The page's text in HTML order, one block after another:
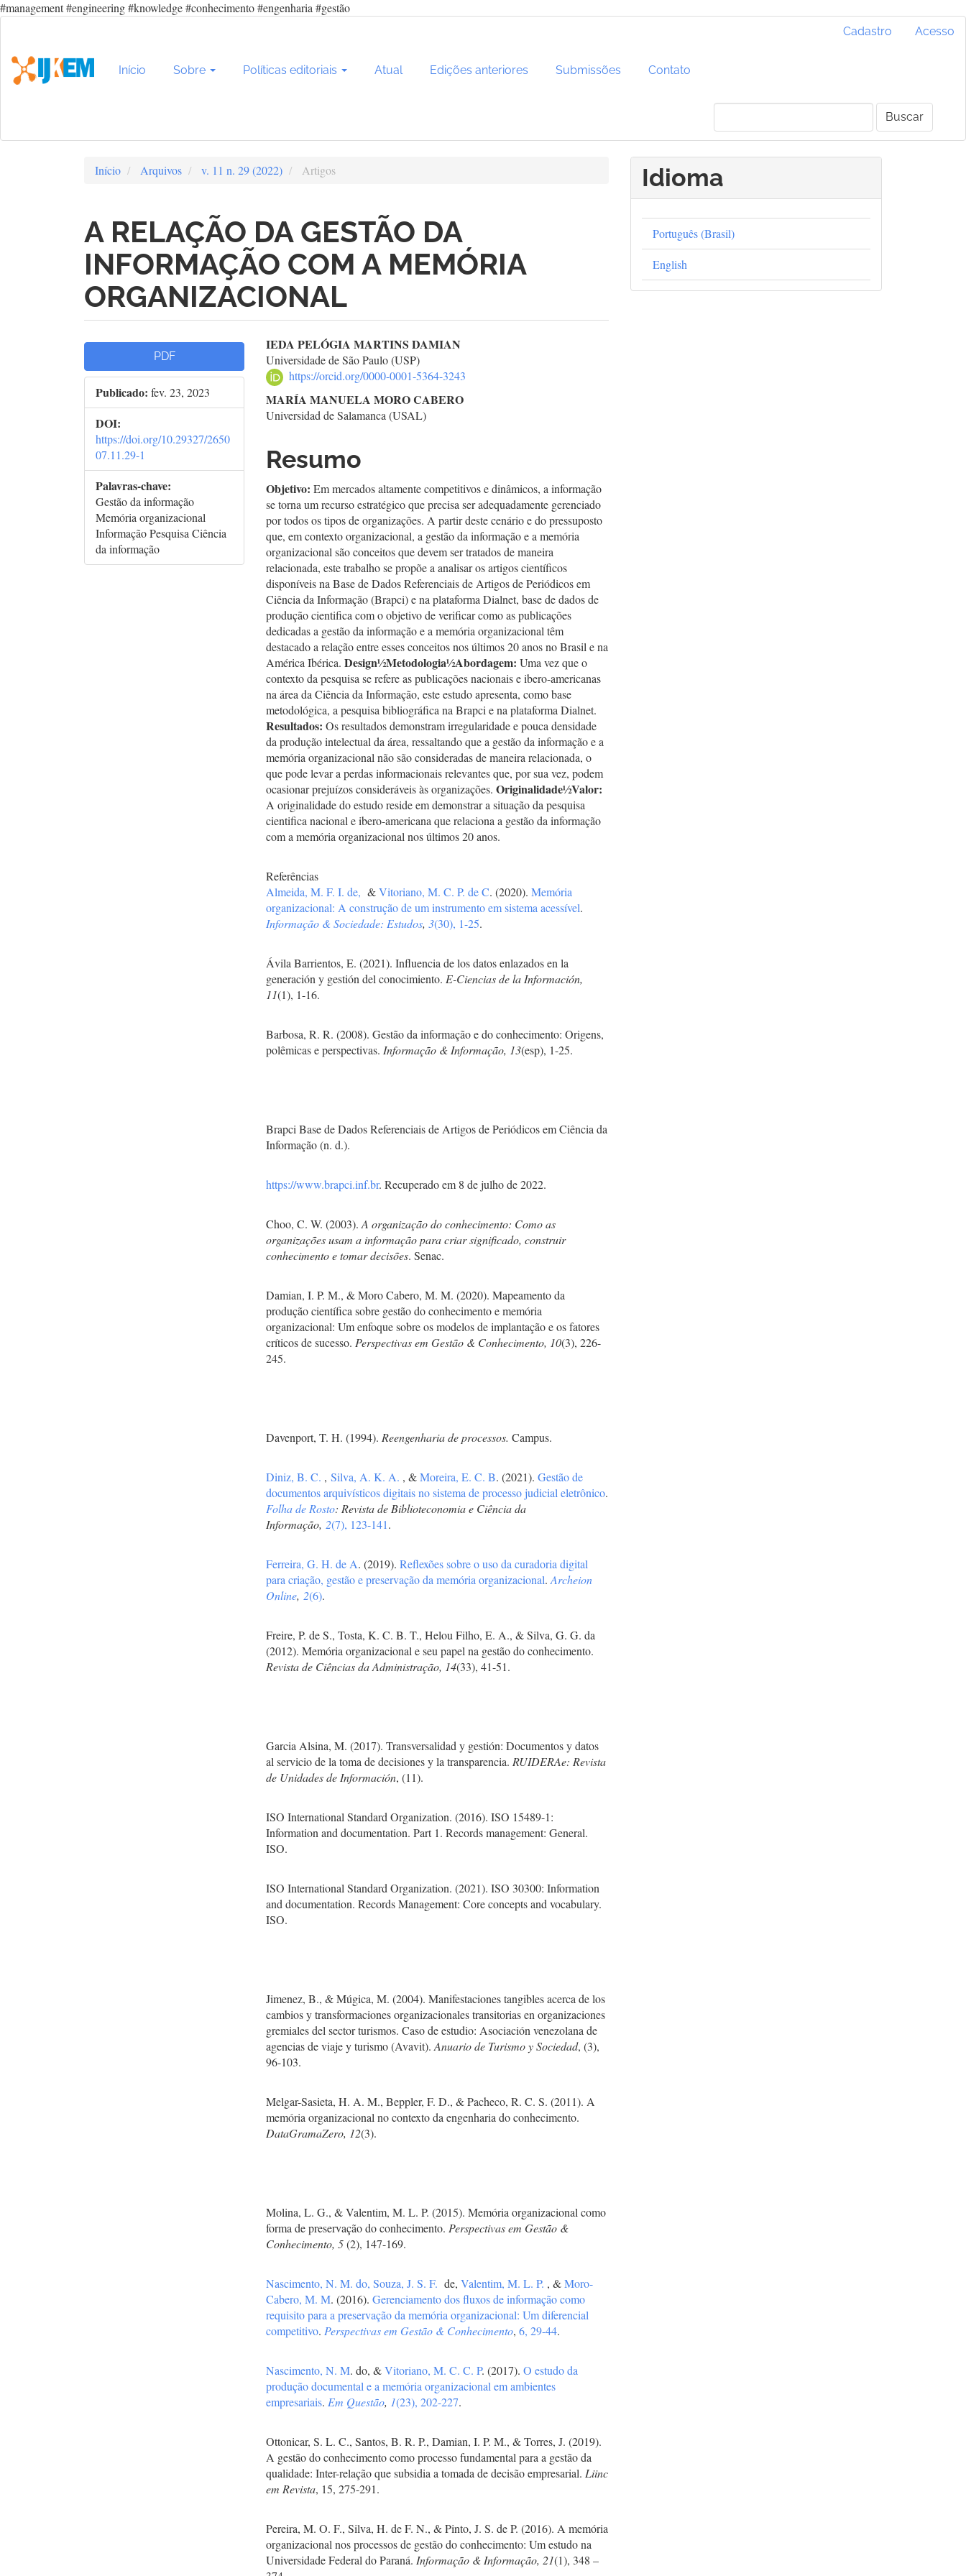
#management #engineering #knowledge #conhecimento #engenharia #gestão
Conteúdo
principal
Barra
Cadastro Acesso
Início Sobre Políticas editoriais Atual Edições anteriores Submissões Contato
Buscar
Início Arquivos v. 11 n. 29 (2022) Artigos
A RELAÇÃO DA GESTÃO DA
INFORMAÇÃO COM A MEMÓRIA
ORGANIZACIONAL
Barra
lateral
de
artigos
PDF
Publicado: fev. 23, 2023
DOI:
https://doi.org/10.29327/2650
07.11.29-1
Palavras-chave:
Gestão da informação
Memória organizacional
Informação Pesquisa Ciência
da informação
Conteúdo
do
artigo
principal
IEDA PELÓGIA MARTINS DAMIAN
Universidade de São Paulo (USP)
https://orcid.org/0000-0001-5364-3243
MARÍA MANUELA MORO CABERO
Universidad de Salamanca (USAL)
Resumo
Objetivo:Em mercados altamente competitivos e dinâmicos, a informação
se torna um recurso estratégico que precisa ser adequadamente gerenciado
por todos os tipos de organizações. A partir deste cenário e do pressuposto
que, em contexto organizacional, a gestão da informação e a memória
organizacional são conceitos que devem ser tratados de maneira
relacionada, este trabalho se propõe a analisar os artigos científicos
disponíveis na Base de Dados Referenciais de Artigos de Periódicos em
Ciência da Informação (Brapci) e na plataforma Dialnet, base de dados de
produção cientifica com o objetivo de verificar como as publicações
dedicadas a gestão da informação e a memória organizacional têm
destacado a relação entre esses conceitos nos últimos 20 anos no Brasil e na
América Ibérica.Design½Metodologia½Abordagem:Uma vez que o
contexto da pesquisa se refere as publicações nacionais e ibero-americanas
na área da Ciência da Informação, este estudo apresenta, como base
metodológica, a pesquisa bibliográfica na Brapci e na plataforma Dialnet.
Resultados: Os resultados demonstram irregularidade e pouca densidade
da produção intelectual da área, ressaltando que a gestão da informação e a
memória organizacional não são consideradas de maneira relacionada, o
que pode levar a perdas informacionais relevantes que, por sua vez, podem
ocasionar prejuízos consideráveis às organizações.Originalidade½Valor:
A originalidade do estudo reside em demonstrar a situação da pesquisa
cientifica nacional e ibero-americana que relaciona a gestão da informação
com a memória organizacional nos últimos 20 anos.
Referências
Almeida, M. F. I. de, &Vitoriano, M. C. P. de C. (2020).Memória
organizacional: A construção de um instrumento em sistema acessível.
Informação & Sociedade: Estudos,3(30), 1-25.
Ávila Barrientos, E. (2021). Influencia de los datos enlazados en la
generación y gestión del conocimiento.E-Ciencias de la Información,
11(1), 1-16.
Barbosa, R. R. (2008). Gestão da informação e do conhecimento: Origens,
polêmicas e perspectivas.Informação & Informação, 13(esp), 1-25.
Brapci Base de Dados Referenciais de Artigos de Periódicos em Ciência da
Informação (n. d.).
https://www.brapci.inf.br. Recuperado em 8 de julho de 2022.
Choo, C. W. (2003).A organização do conhecimento: Como as
organizações usam a informação para criar significado, construir
conhecimento e tomar decisões. Senac.
Damian, I. P. M., & Moro Cabero, M. M. (2020). Mapeamento da
produção científica sobre gestão do conhecimento e memória
organizacional: Um enfoque sobre os modelos de implantação e os fatores
críticos de sucesso.Perspectivas em Gestão & Conhecimento, 10(3), 226-
245.
Davenport, T. H. (1994).Reengenharia de processos.Campus.
Diniz, B. C. ,Silva, A. K. A. , &Moreira, E. C. B. (2021).Gestão de
documentos arquivísticos digitais no sistema de processo judicial eletrônico.
Folha de Rosto: Revista de Biblioteconomia e Ciência da
Informação,2(7), 123-141.
Ferreira, G. H. de A. (2019).Reflexões sobre o uso da curadoria digital
para criação, gestão e preservação da memória organizacional.Archeion
Online,2(6).
Freire, P. de S., Tosta, K. C. B. T., Helou Filho, E. A., & Silva, G. G. da
(2012). Memória organizacional e seu papel na gestão do conhecimento.
Revista de Ciências da Administração, 14(33), 41-51.
Garcia Alsina, M. (2017). Transversalidad y gestión: Documentos y datos
al servicio de la toma de decisiones y la transparencia.RUIDERAe: Revista
de Unidades de Información, (11).
ISO International Standard Organization. (2016). ISO 15489-1:
Information and documentation. Part 1. Records management: General.
ISO.
ISO International Standard Organization. (2021). ISO 30300: Information
and documentation. Records Management: Core concepts and vocabulary.
ISO.
Jimenez, B., & Múgica, M. (2004). Manifestaciones tangibles acerca de los
cambios y transformaciones organizacionales transitorias en organizaciones
gremiales del sector turismos. Caso de estudio: Asociación venezolana de
agencias de viaje y turismo (Avavit).Anuario de Turismo y Sociedad, (3),
96-103.
Melgar-Sasieta, H. A. M., Beppler, F. D., & Pacheco, R. C. S. (2011). A
memória organizacional no contexto da engenharia do conhecimento.
DataGramaZero, 12(3).
Molina, L. G., & Valentim, M. L. P. (2015). Memória organizacional como
forma de preservação do conhecimento.Perspectivas em Gestão &
Conhecimento, 5(2), 147-169.
Nascimento, N. M. do,Souza, J. S. F. de,Valentim, M. L. P. , &Moro-
Cabero, M. M. (2016).Gerenciamento dos fluxos de informação como
requisito para a preservação da memória organizacional: Um diferencial
competitivo.Perspectivas em Gestão & Conhecimento,6, 29-44.
Nascimento, N. M. do, &Vitoriano, M. C. C. P. (2017).O estudo da
produção documental e a memória organizacional em ambientes
empresariais.Em Questão, 1(23), 202-227.
Ottonicar, S. L. C., Santos, B. R. P., Damian, I. P. M., & Torres, J. (2019).
A gestão do conhecimento como processo fundamental para a gestão da
qualidade: Inter-relação que subsidia a tomada de decisão empresarial.Liinc
em Revista, 15, 275-291.
Pereira, M. O. F., Silva, H. de F. N., & Pinto, J. S. de P. (2016). A memória
organizacional nos processos de gestão do conhecimento: Um estudo na
Universidade Federal do Paraná.Informação & Informação, 21(1), 348 –
Idioma
Português (Brasil)
English